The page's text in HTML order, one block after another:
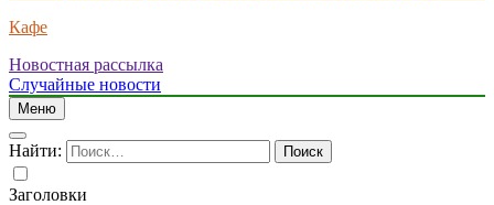
Кафе
Новостная рассылка
Случайные новости
Меню
Найти:
Заголовки